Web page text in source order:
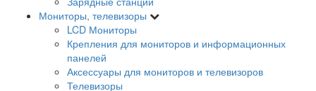
Мониторы, телевизоры
LCD Мониторы
Крепления для мониторов и информационных
панелей
Аксессуары для мониторов и телевизоров
Телевизоры